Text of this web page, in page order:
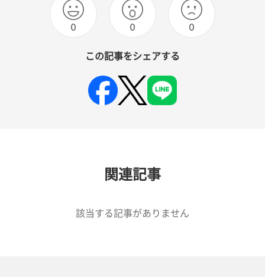
0 0 0
この記事をシェアする
関連記事
該当する記事がありません